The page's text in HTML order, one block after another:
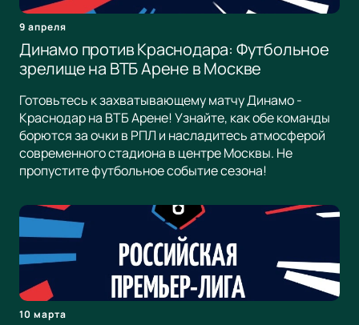
9 апреля
Динамо против Краснодара: Футбольное
зрелище на ВТБ Арене в Москве
Готовьтесь к захватывающему матчу Динамо -
Краснодар на ВТБ Арене! Узнайте, как обе команды
борются за очки в РПЛ и насладитесь атмосферой
современного стадиона в центре Москвы. Не
пропустите футбольное событие сезона!
10 марта